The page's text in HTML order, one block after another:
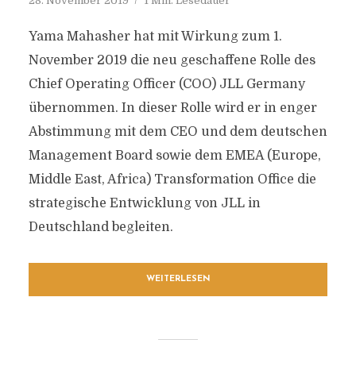
Yama Mahasher hat mit Wirkung zum 1.
November 2019 die neu geschaffene Rolle des
Chief Operating Officer (COO) JLL Germany
übernommen. In dieser Rolle wird er in enger
Abstimmung mit dem CEO und dem deutschen
Management Board sowie dem EMEA (Europe,
Middle East, Africa) Transformation Office die
strategische Entwicklung von JLL in
Deutschland begleiten.
WEITERLESEN